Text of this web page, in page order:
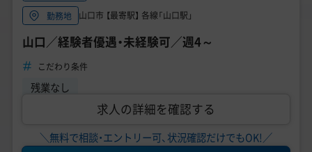
勤務地
山口市 【最寄駅】 各線「山口駅」
山口／経験者優遇・未経験可／週4～
こだわり条件
残業なし
求人の詳細を確認する
＼無料で相談・エントリー可、状況確認だけでもOK!／